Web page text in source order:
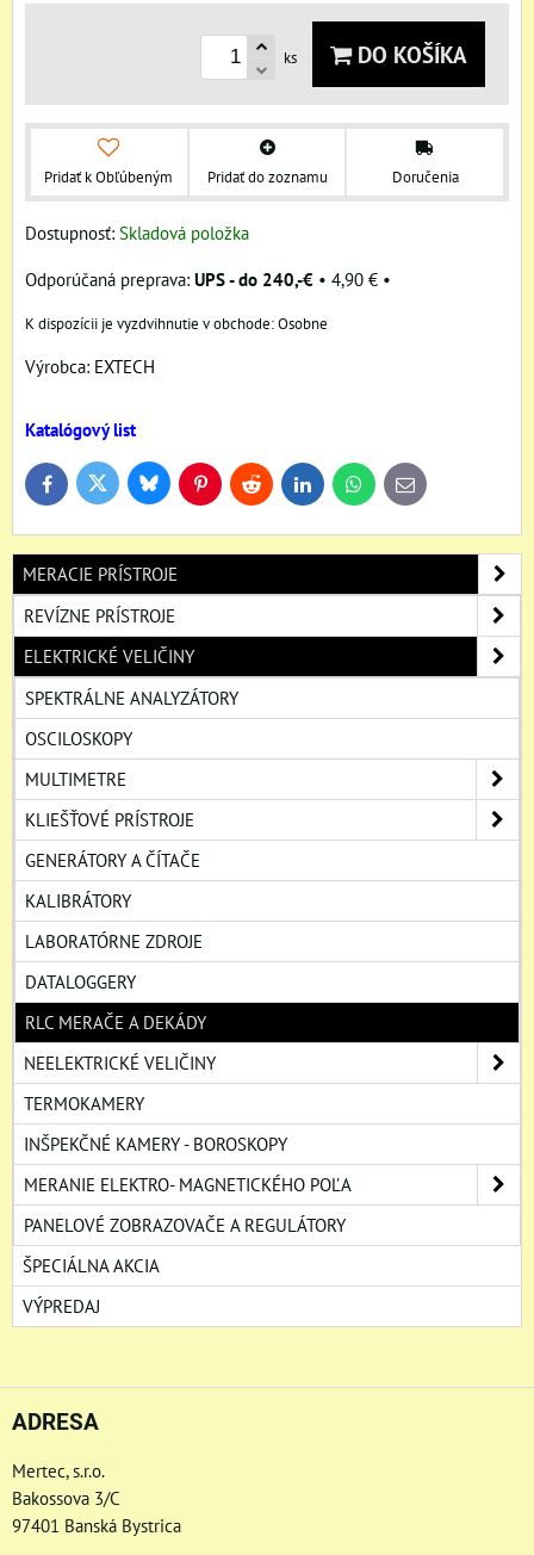
ks DO KOŠÍKA
Pridať k Obľúbeným Pridať do zoznamu Doručenia
Dostupnosť: Skladová položka
UPS - do 240,-€ • 4,90 € •
Osobne
Výrobca: EXTECH
Katalógový list
FacebookTwitter BlueskyPinterestReddit LinkedInWhatsApp
E-
mail
MERACIE PRÍSTROJE
REVÍZNE PRÍSTROJE
ELEKTRICKÉ VELIČINY
SPEKTRÁLNE ANALYZÁTORY
OSCILOSKOPY
MULTIMETRE
KLIEŠŤOVÉ PRÍSTROJE
GENERÁTORY A ČÍTAČE
KALIBRÁTORY
LABORATÓRNE ZDROJE
DATALOGGERY
RLC MERAČE A DEKÁDY
NEELEKTRICKÉ VELIČINY
TERMOKAMERY
INŠPEKČNÉ KAMERY - BOROSKOPY
MERANIE ELEKTRO- MAGNETICKÉHO POĽA
PANELOVÉ ZOBRAZOVAČE A REGULÁTORY
ŠPECIÁLNA AKCIA
VÝPREDAJ
ADRESA
Mertec, s.r.o.
Bakossova 3/C
97401 Banská Bystrica